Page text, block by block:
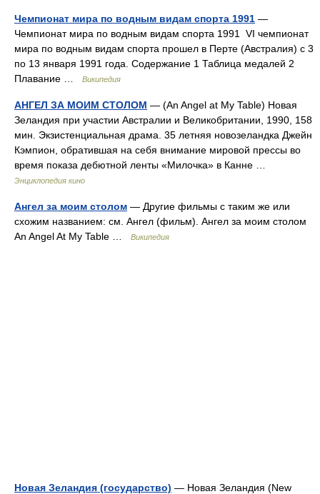
Чемпионат мира по водным видам спорта 1991 —
Чемпионат мира по водным видам спорта 1991 VI чемпионат
мира по водным видам спорта прошел в Перте (Австралия) с 3
по 13 января 1991 года. Содержание 1 Таблица медалей 2
Плавание …
Википедия
АНГЕЛ ЗА МОИМ СТОЛОМ — (An Angel at My Table) Новая
Зеландия при участии Австралии и Великобритании, 1990, 158
мин. Экзистенциальная драма. 35 летняя новозеландка Джейн
Кэмпион, обратившая на себя внимание мировой прессы во
время показа дебютной ленты «Милочка» в Канне …
Энциклопедия кино
Ангел за моим столом — Другие фильмы с таким же или
схожим названием: см. Ангел (фильм). Ангел за моим столом
An Angel At My Table …
Википедия
Новая Зеландия (государство) — Новая Зеландия (New